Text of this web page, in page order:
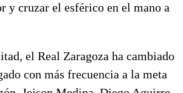
y cruzar el esférico en el mano a
el Real Zaragoza ha cambiado
con más frecuencia a la meta